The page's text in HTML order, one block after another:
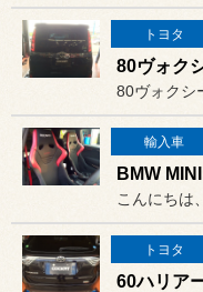
トヨタ
80ヴォク
輸入車
BMW
トヨタ